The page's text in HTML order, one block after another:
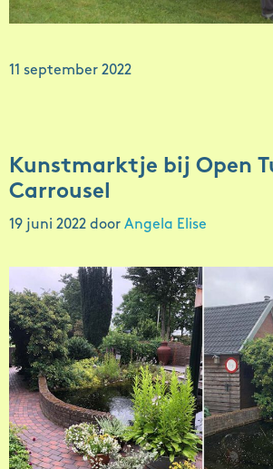
11 september 2022
Kunstmarktje bij Open
Carrousel
19 juni 2022 door Angela Elise